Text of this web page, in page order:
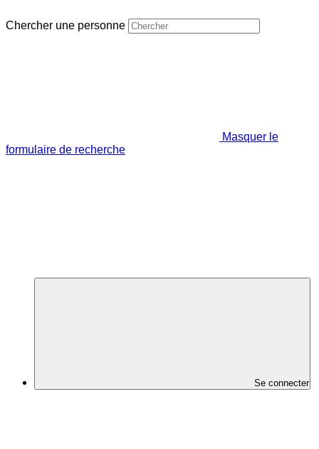
Chercher une personne
Masquer le
formulaire de recherche
Se connecter